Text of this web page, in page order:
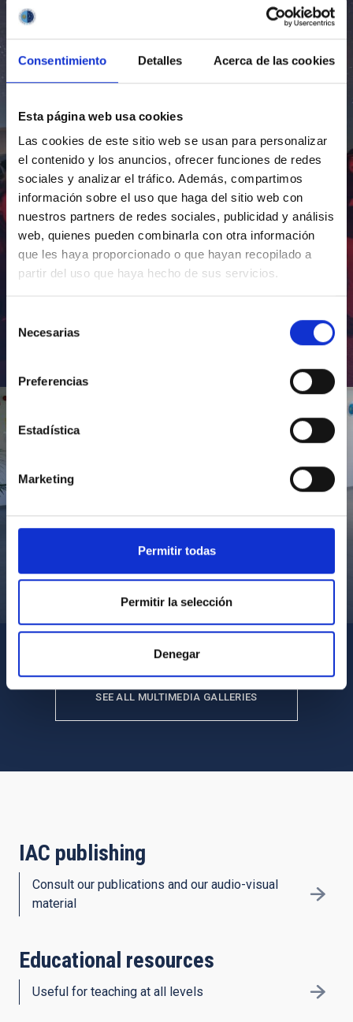
Consentimiento Detalles Acerca de las cookies
Esta página web usa cookies
Las cookies de este sitio web se usan para personalizar
el contenido y los anuncios, ofrecer funciones de redes
sociales y analizar el tráfico. Además, compartimos
información sobre el uso que haga del sitio web con
nuestros partners de redes sociales, publicidad y análisis
web, quienes pueden combinarla con otra información
que les haya proporcionado o que hayan recopilado a
partir del uso que haya hecho de sus servicios.
Necesarias
Preferencias
Estadística
Marketing
Permitir todas
Permitir la selección
Denegar
Visita del Presidente de Canarias al IACTEC
SEE ALL MULTIMEDIA GALLERIES
IAC publishing
Consult our publications and our audio-visual
material
Educational resources
Useful for teaching at all levels